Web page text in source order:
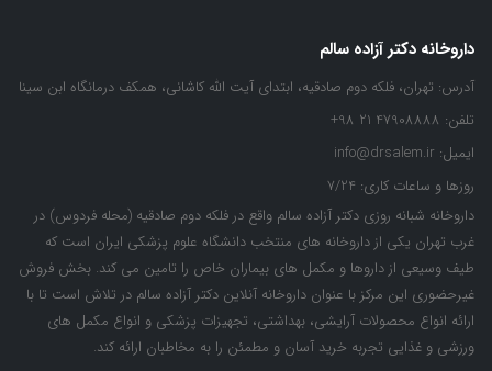
داروخانه دکتر آزاده سالم
آدرس: تهران، فلکه دوم صادقیه، ابتدای آیت الله کاشانی، همکف درمانگاه ابن سینا
تلفن: 47908888 21 98+
ایمیل: info@drsalem.ir
روزها و ساعات کاری: 7/24
داروخانه شبانه روزی دکتر آزاده سالم واقع در فلکه دوم صادقیه (محله فردوس) در
غرب تهران یکی از داروخانه های منتخب دانشگاه علوم پزشکی ایران است که
طیف وسیعی از داروها و مکمل های بیماران خاص را تامین می کند. بخش فروش
غیرحضوری این مرکز با عنوان داروخانه آنلاین دکتر آزاده سالم در تلاش است تا با
ارائه انواع محصولات آرایشی، بهداشتی، تجهیزات پزشکی و انواع مکمل های
ورزشی و غذایی تجربه خرید آسان و مطمئن را به مخاطبان ارائه کند.